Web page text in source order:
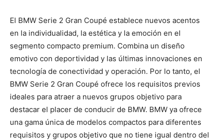
El BMW Serie 2 Gran Coupé establece nuevos acentos
en la individualidad, la estética y la emoción en el
segmento compacto premium. Combina un diseño
emotivo con deportividad y las últimas innovaciones en
tecnología de conectividad y operación. Por lo tanto, el
BMW Serie 2 Gran Coupé ofrece los requisitos previos
ideales para atraer a nuevos grupos objetivo para
destacar el placer de conducir de BMW. BMW ya ofrece
una gama única de modelos compactos para diferentes
requisitos y grupos objetivo que no tiene igual dentro del